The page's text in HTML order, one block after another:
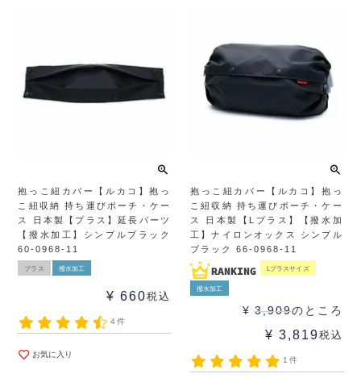
抱っこ紐カバー【ルカコ】抱っ
こ紐収納 持ち運びポーチ・ケー
ス 日本製【プラス】延長パーツ
【撥水加工】シンプルブラック
60-0968-11
プラス 撥水加工
¥ 660税込
4件
お気に入り
抱っこ紐カバー【ルカコ】抱っ
こ紐収納 持ち運びポーチ・ケー
ス 日本製【Lプラス】【撥水加
工】ナイロンオックス シンプル
ブラック 66-0968-11
Lプラスサイズ
撥水加工
¥ 3,909のところ
¥ 3,819税込
1件